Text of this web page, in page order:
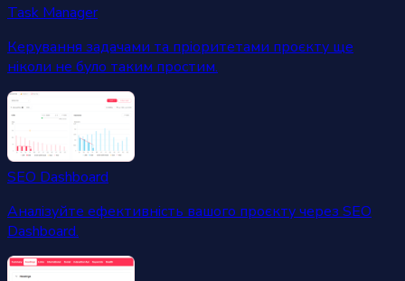
Task Manager
Керування задачами та пріоритетами проєкту ще
ніколи не було таким простим.
SEO Dashboard
Аналізуйте ефективність вашого проєкту через SEO
Dashboard.